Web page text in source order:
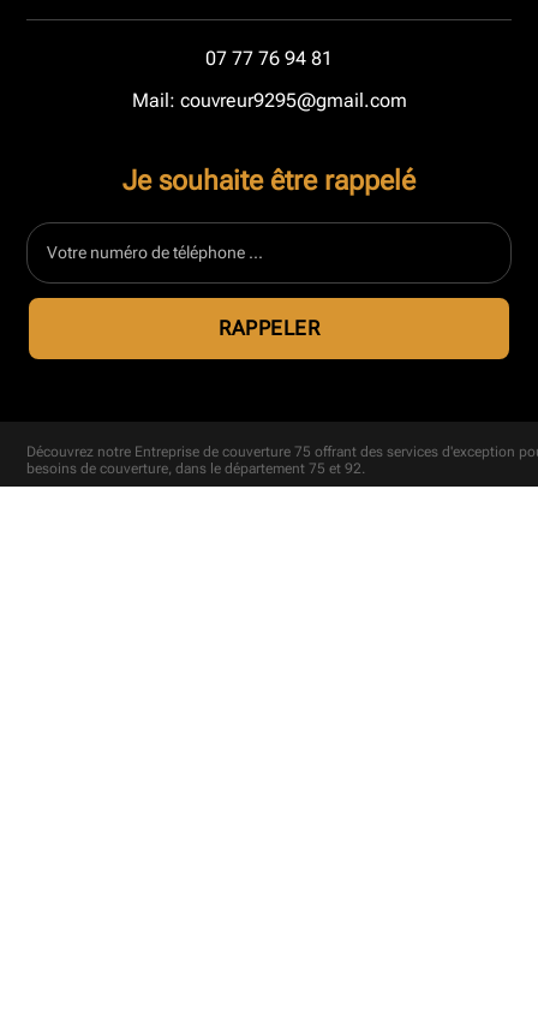
07 77 76 94 81
Mail: couvreur9295@gmail.com
Je souhaite être rappelé
Découvrez notre Entreprise de couverture 75 offrant des services d'exception
besoins de couverture, dans le département 75 et 92.